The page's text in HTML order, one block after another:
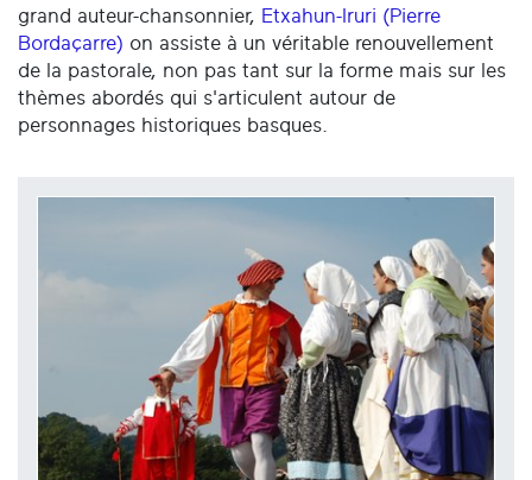
grand auteur-chansonnier, Etxahun-Iruri (Pierre
Bordaçarre) on assiste à un véritable renouvellement
de la pastorale, non pas tant sur la forme mais sur les
thèmes abordés qui s'articulent autour de
personnages historiques basques.